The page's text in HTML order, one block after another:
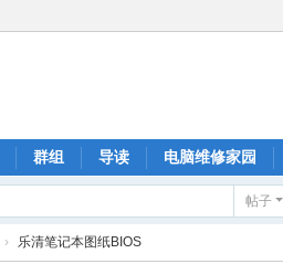
群组 导读 电脑维修家园
帖子
› 乐清笔记本图纸BIOS